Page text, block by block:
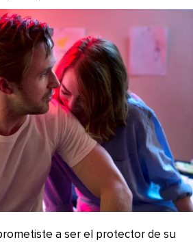
a ser el protector de su